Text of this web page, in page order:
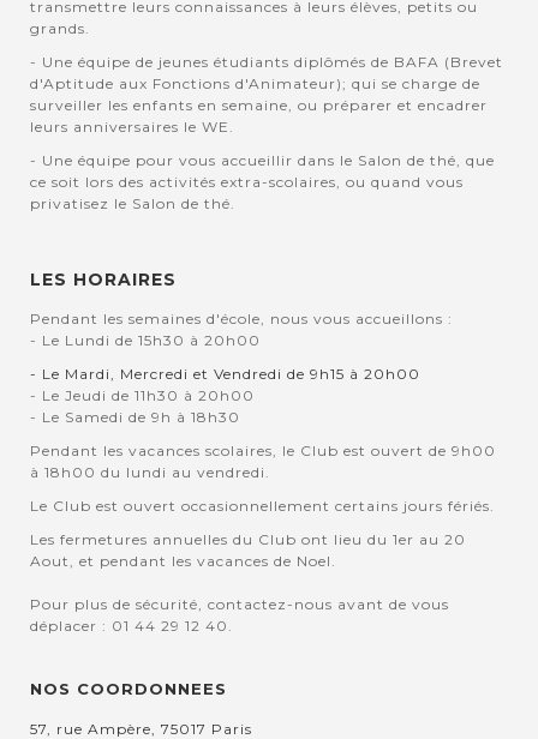
transmettre leurs connaissances à leurs élèves, petits ou
grands.
- Une équipe de jeunes étudiants diplômés de BAFA (Brevet
d'Aptitude aux Fonctions d'Animateur); qui se charge de
surveiller les enfants en semaine, ou préparer et encadrer
leurs anniversaires le WE.
- Une équipe pour vous accueillir dans le Salon de thé, que
ce soit lors des activités extra-scolaires, ou quand vous
privatisez le Salon de thé.
LES HORAIRES
Pendant les semaines d'école, nous vous accueillons :
- Le Lundi de 15h30 à 20h00
- Le Mardi, Mercredi et Vendredi de 9h15 à 20h00
- Le Jeudi de 11h30 à 20h00
- Le Samedi de 9h à 18h30
Pendant les vacances scolaires, le Club est ouvert de 9h00
à 18h00 du lundi au vendredi.
Le Club est ouvert occasionnellement certains jours fériés.
Les fermetures annuelles du Club ont lieu du 1er au 20
Aout, et pendant les vacances de Noel.
Pour plus de sécurité, contactez-nous avant de vous
déplacer : 01 44 29 12 40.
NOS COORDONNEES
57, rue Ampère, 75017 Paris